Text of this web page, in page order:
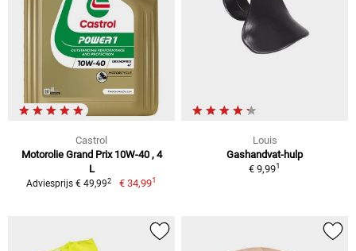
Castrol
Motorolie Grand Prix 10W-40 , 4
L
Adviesprijs € 49,992 € 34,991
Louis
Gashandvat-hulp
€ 9,991